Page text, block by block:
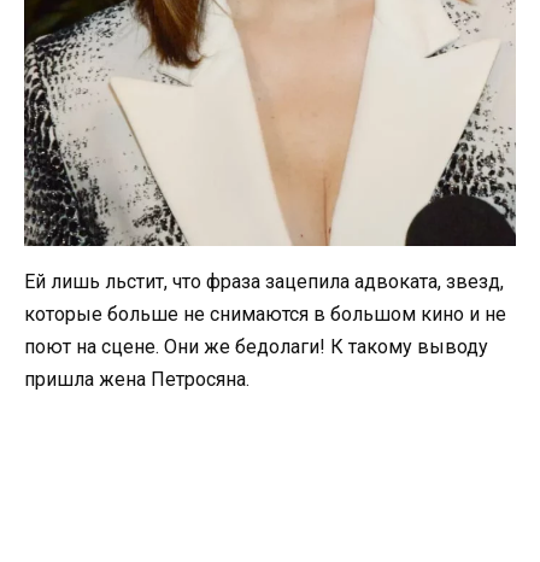
Ей лишь льстит, что фраза зацепила адвоката, звезд,
которые больше не снимаются в большом кино и не
поют на сцене. Они же бедолаги! К такому выводу
пришла жена Петросяна.